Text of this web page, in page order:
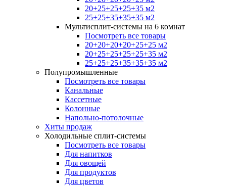
20+25+25+25+35 м2
25+25+35+35+35 м2
Мультисплит-системы на 6 комнат
Посмотреть все товары
20+20+20+20+25+25 м2
20+25+25+25+25+35 м2
25+25+25+35+35+35 м2
Полупромышленные
Посмотреть все товары
Канальные
Кассетные
Колонные
Напольно-потолочные
Хиты продаж
Холодильные сплит-системы
Посмотреть все товары
Для напитков
Для овощей
Для продуктов
Для цветов